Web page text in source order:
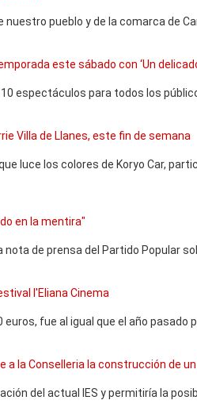
nuestro pueblo y de la comarca de
este sábado con ‘Un
espectáculos para todos los
Villa de Llanes, este fin de semana
luce los colores de Koryo Car,
en la mentira"
de prensa del Partido Popular
l'Eliana Cinema
fue al igual que el año pasado
a la Conselleria la construcción de
del actual IES y permitiría la